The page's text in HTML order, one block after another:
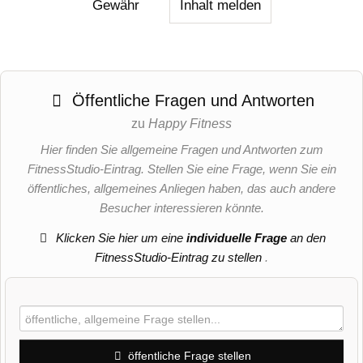
Gewähr
Inhalt melden
Öffentliche Fragen und Antworten
zu Happy Fitness
Hier finden Sie allgemeine Fragen und Antworten zum
FitnessStudio-Eintrag. Stellen Sie eine Frage, wenn Sie ein
öffentliches, allgemeines Anliegen haben, das auch andere
Besucher interessieren könnte.
Klicken Sie hier um eineindividuelle Frage an den
FitnessStudio-Eintrag zu stellen .
öffentliche Frage stellen